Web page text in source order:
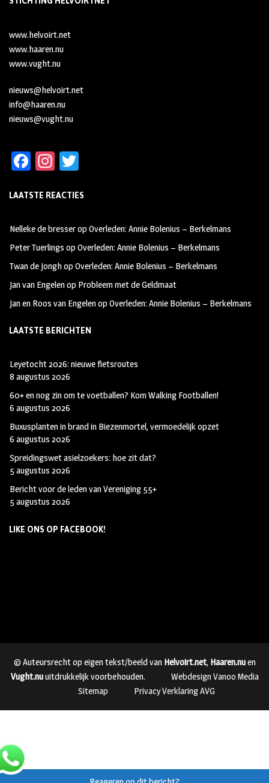
www.helvoirt.net
www.haaren.nu
www.vught.nu
nieuws@helvoirt.net
info@haaren.nu
nieuws@vught.nu
Fa
b
oo
k
In
ag
m
tt
LAATSTE REACTIES
Nelleke de bresseropOverleden: Annie Bolenius – Berkelmans
Peter Tuerlings opOverleden: Annie Bolenius – Berkelmans
Twan de JonghopOverleden: Annie Bolenius – Berkelmans
Jan van Engelenop Probleem met de Geldmaat
Jan en Roos van EngelenopOverleden: Annie Bolenius – Berkelmans
LAATSTE BERICHTEN
Leyetocht 2026: nieuwe fietsroutes
8 augustus 2026
60+ en nog zin om te voetballen? Kom Walking Footballen!
6 augustus 2026
Buxusplanten in brand in Biezenmortel, vermoedelijk opzet
6 augustus 2026
Spreidingswet asielzoekers: hoe zit dat?
5 augustus 2026
Bericht voor de leden van Vereniging 55+
5 augustus 2026
LIKE ONS OP FACEBOOK!
© Auteursrecht op eigen tekst/beeld van Helvoirt.net, Haaren.nuen
Vught.nuuitdrukkelijk voorbehouden.
Webdesign Vanoo Media
Sitemap
Privacy Verklaring AVG